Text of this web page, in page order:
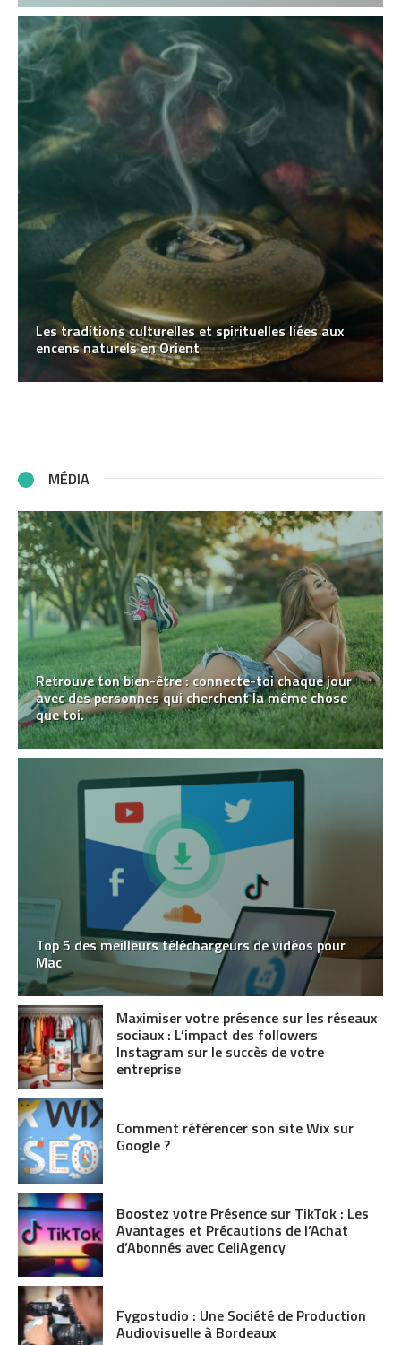
Les traditions culturelles et spirituelles liées aux
encens naturels en Orient
MÉDIA
Retrouve ton bien-être : connecte-toi chaque jour
avec des personnes qui cherchent la même chose
que toi.
Top 5 des meilleurs téléchargeurs de vidéos pour
Mac
Maximiser votre présence sur les réseaux
sociaux : L’impact des followers
Instagram sur le succès de votre
entreprise
Comment référencer son site Wix sur
Google ?
Boostez votre Présence sur TikTok : Les
Avantages et Précautions de l’Achat
d’Abonnés avec CeliAgency
Fygostudio : Une Société de Production
Audiovisuelle à Bordeaux